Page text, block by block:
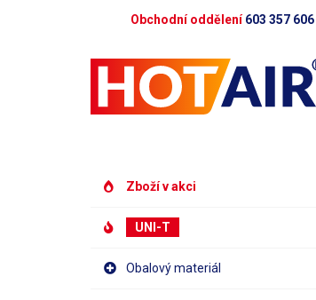
Obchodní oddělení603 357 606
Zboží v akci
UNI-T
Obalový materiál